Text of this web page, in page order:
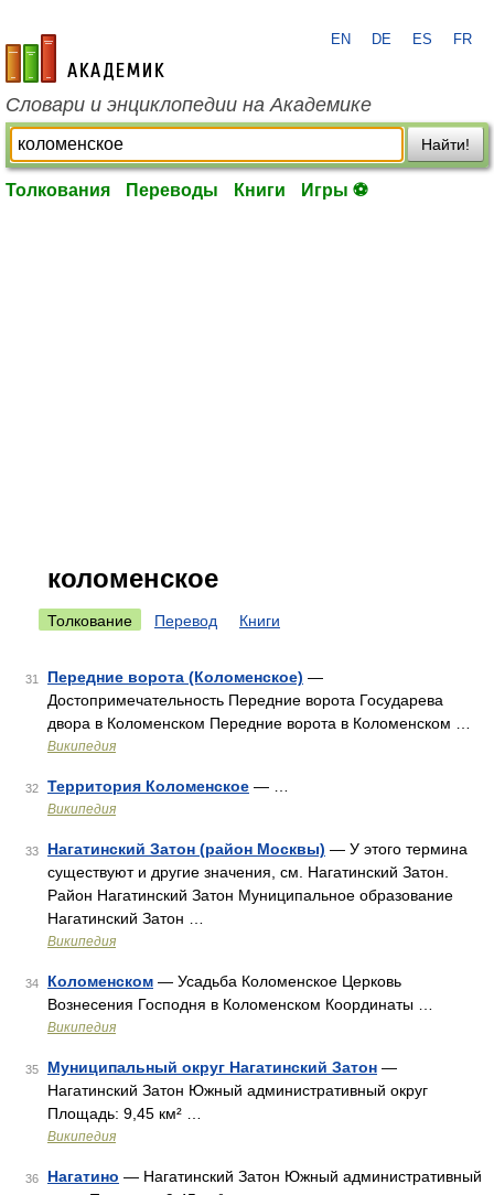
academic.ru
EN DE ES FR
Словари и энциклопедии на Академике
Найти!
Толкования Переводы Книги Игры ⚽
коломенское
Толкование Перевод Книги
31 Передние ворота (Коломенское) —
Достопримечательность Передние ворота Государева
двора в Коломенском Передние ворота в Коломенском …
Википедия
32 Территория Коломенское — …
Википедия
33 Нагатинский Затон (район Москвы) — У этого термина
существуют и другие значения, см. Нагатинский Затон.
Район Нагатинский Затон Муниципальное образование
Нагатинский Затон …
Википедия
34 Коломенском — Усадьба Коломенское Церковь
Вознесения Господня в Коломенском Координаты …
Википедия
35 Муниципальный округ Нагатинский Затон —
Нагатинский Затон Южный административный округ
Площадь: 9,45 км² …
Википедия
36 Нагатино — Нагатинский Затон Южный административный